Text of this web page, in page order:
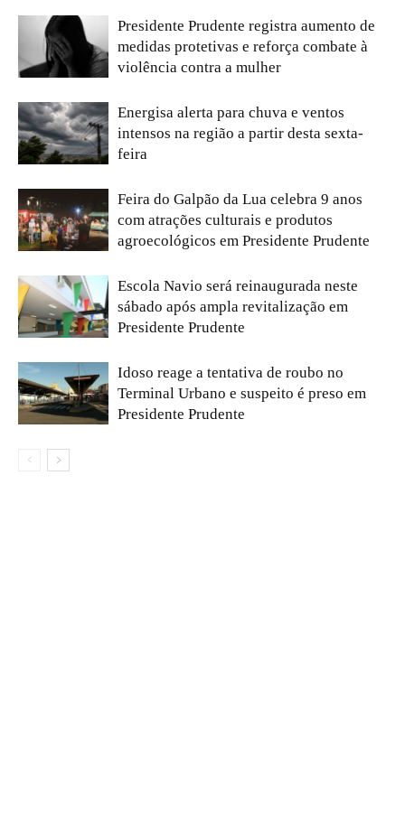
Presidente Prudente registra aumento de
medidas protetivas e reforça combate à
violência contra a mulher
Energisa alerta para chuva e ventos
intensos na região a partir desta sexta-
feira
Feira do Galpão da Lua celebra 9 anos
com atrações culturais e produtos
agroecológicos em Presidente Prudente
Escola Navio será reinaugurada neste
sábado após ampla revitalização em
Presidente Prudente
Idoso reage a tentativa de roubo no
Terminal Urbano e suspeito é preso em
Presidente Prudente